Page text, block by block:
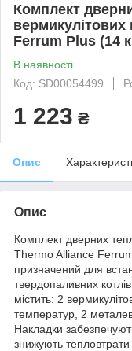
Комплект
Ferrum Plus (14
В наявності
Код: SD00054499
1 223 ₴
Опис
Опис
Комплект дверних
Thermo Alliance
призначений для
твердопаливних
містить: 2
температур, 2
Накладки
знижують